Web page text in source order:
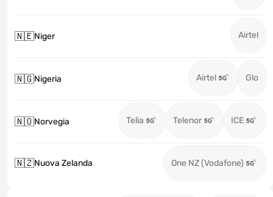
🇳🇪Niger Airtel
🇳🇬Nigeria Airtel Glo
🇳🇴Norvegia Telia Telenor ICE
🇳🇿Nuova Zelanda One NZ (Vodafone)